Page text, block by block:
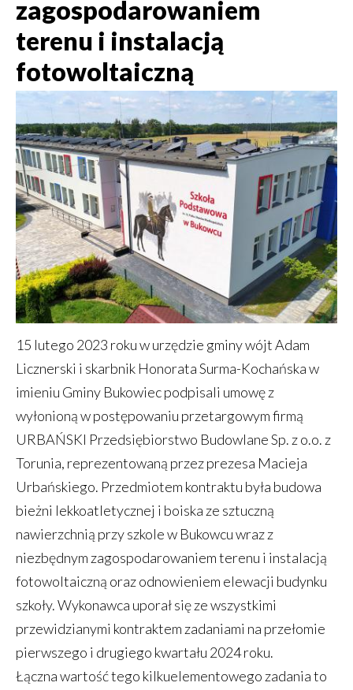
zagospodarowaniem
terenu i instalacją
fotowoltaiczną
15 lutego 2023 roku w urzędzie gminy wójt Adam
Licznerski i skarbnik Honorata Surma-Kochańska w
imieniu Gminy Bukowiec podpisali umowę z
wyłonioną w postępowaniu przetargowym firmą
URBAŃSKI Przedsiębiorstwo Budowlane Sp. z o.o. z
Torunia, reprezentowaną przez prezesa Macieja
Urbańskiego. Przedmiotem kontraktu była budowa
bieżni lekkoatletycznej i boiska ze sztuczną
nawierzchnią przy szkole w Bukowcu wraz z
niezbędnym zagospodarowaniem terenu i instalacją
fotowoltaiczną oraz odnowieniem elewacji budynku
szkoły. Wykonawca uporał się ze wszystkimi
przewidzianymi kontraktem zadaniami na przełomie
pierwszego i drugiego kwartału 2024 roku.
Łączna wartość tego kilkuelementowego zadania to